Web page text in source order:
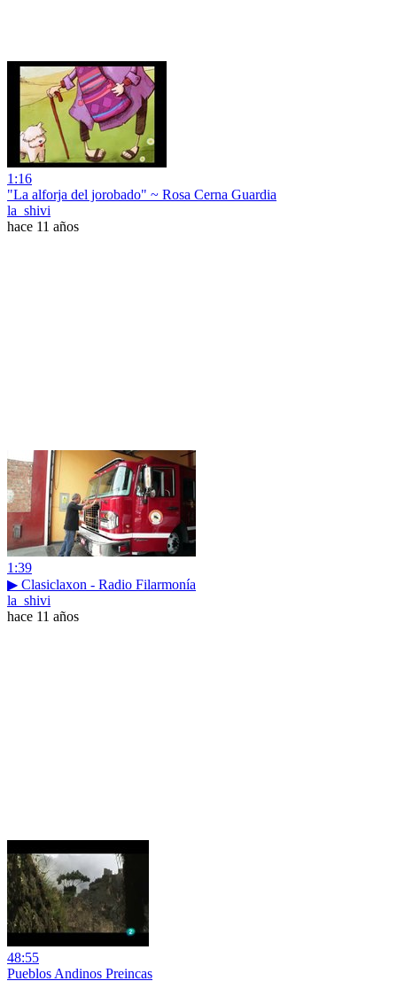
1:16
"La alforja del jorobado" ~ Rosa Cerna Guardia
la_shivi
hace 11 años
1:39
▶ Clasiclaxon - Radio Filarmonía
la_shivi
hace 11 años
48:55
Pueblos Andinos Preincas